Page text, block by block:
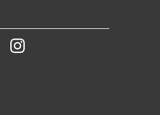
YoutubeInstagram